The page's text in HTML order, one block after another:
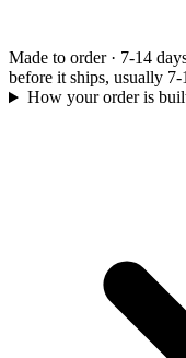
Made to order· 7-14
before it ships, usually
How your order is